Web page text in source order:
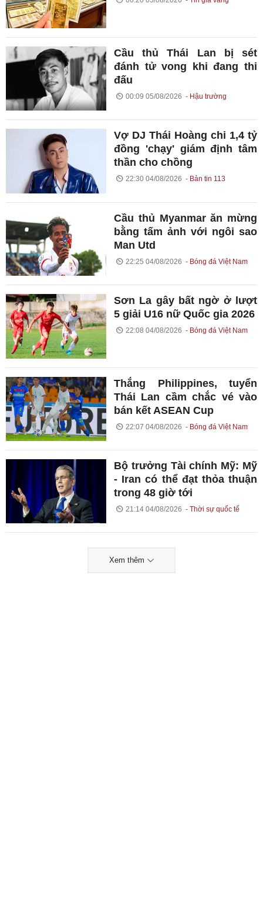
Cầu thủ Thái Lan bị sét
đánh tử vong khi đang thi
đấu
00:09 05/08/2026 Hậu trường
Vợ DJ Thái Hoàng chi 1,4 tỷ
đồng 'chạy' giám định tâm
thần cho chồng
22:30 04/08/2026 Bản tin 113
Cầu thủ Myanmar ăn mừng
bằng tấm ảnh với ngôi sao
Man Utd
22:25 04/08/2026 Bóng đá Việt Nam
Sơn La gây bất ngờ ở lượt
5 giải U16 nữ Quốc gia 2026
22:08 04/08/2026 Bóng đá Việt Nam
Thắng Philippines, tuyển
Thái Lan cầm chắc vé vào
bán kết ASEAN Cup
22:07 04/08/2026 Bóng đá Việt Nam
Bộ trưởng Tài chính Mỹ: Mỹ
- Iran có thể đạt thỏa thuận
trong 48 giờ tới
21:14 04/08/2026 Thời sự quốc tế
Xem thêm